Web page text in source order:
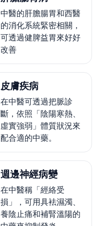
中醫的肝膽腸胃和西醫
的消化系統緊密相關，
可透過健脾益胃來好好
改善
皮膚疾病
在中醫可透過把脈診
斷，依照「陰陽寒熱、
虛實強弱」體質狀況來
配合適的中藥。
週邊神經病變
在中醫稱「經絡受
損」，可用具袪濕濁、
養陰止痛和補腎溫陽的